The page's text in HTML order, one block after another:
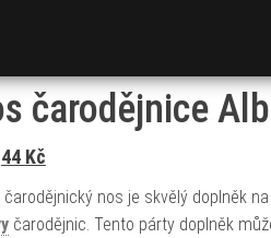
čarodějnice
Původní cena byla: 49 Kč.
44 KčAktuální cena je: 44 Kč.
čarodějnický nos je skvělý doplněk
čarodějnic. Tento párty doplněk